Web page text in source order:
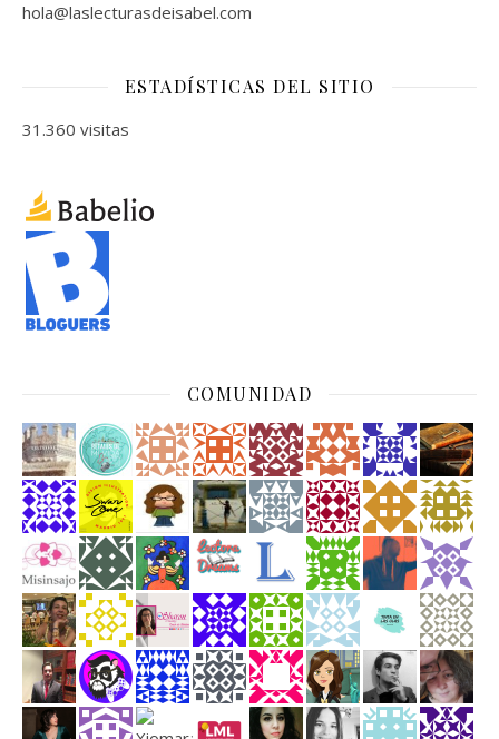
hola@laslecturasdeisabel.com
ESTADÍSTICAS DEL SITIO
31.360 visitas
COMUNIDAD